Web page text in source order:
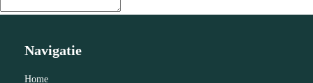
Navigatie
Home